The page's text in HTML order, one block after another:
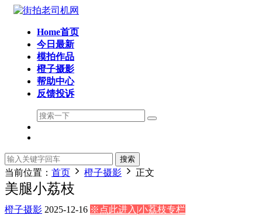
Home首页
今日最新
模拍作品
橙子摄影
帮助中心
反馈投诉
搜索
当前位置： 首页 橙子摄影 正文
美腿小荔枝
橙子摄影 2025-12-16 ※点此进入|小荔枝专栏